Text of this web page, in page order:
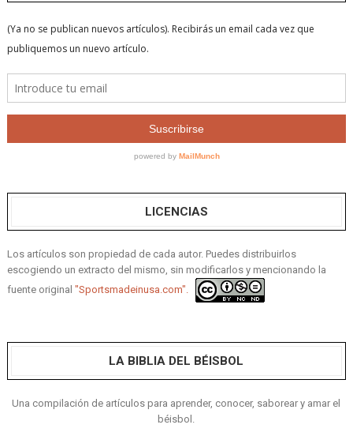
LICENCIAS
Los artículos son propiedad de cada autor. Puedes distribuirlos
escogiendo un extracto del mismo, sin modificarlos y mencionando la
fuente original "Sportsmadeinusa.com".
LA BIBLIA DEL BÉISBOL
Una compilación de artículos para aprender, conocer, saborear y amar el
béisbol.